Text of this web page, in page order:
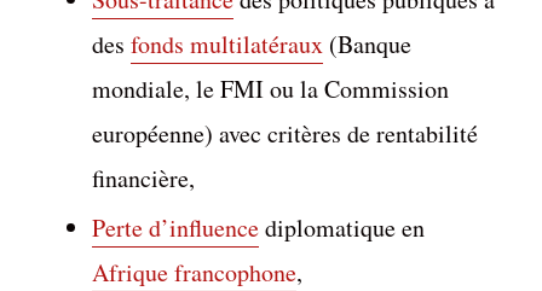
des fonds multilatéraux(Banque
mondiale, le FMI ou la Commission
européenne) avec critères de rentabilité
financière,
Perte d’influencediplomatique en
Afrique francophone,